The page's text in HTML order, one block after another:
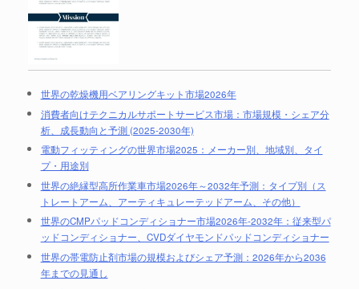
世界の乾燥機用ベアリングキット市場2026年
消費者向けテクニカルサポートサービス市場：市場規模・シェア分
析、成長動向と予測 (2025-2030年)
電動フィッティングの世界市場2025：メーカー別、地域別、タイ
プ・用途別
世界の絶縁型高所作業車市場2026年～2032年予測：タイプ別（ス
トレートアーム、アーティキュレーテッドアーム、その他）
世界のCMPパッドコンディショナー市場2026年-2032年：従来型パ
ッドコンディショナー、CVDダイヤモンドパッドコンディショナー
世界の帯電防止剤市場の規模およびシェア予測：2026年から2036
年までの見通し